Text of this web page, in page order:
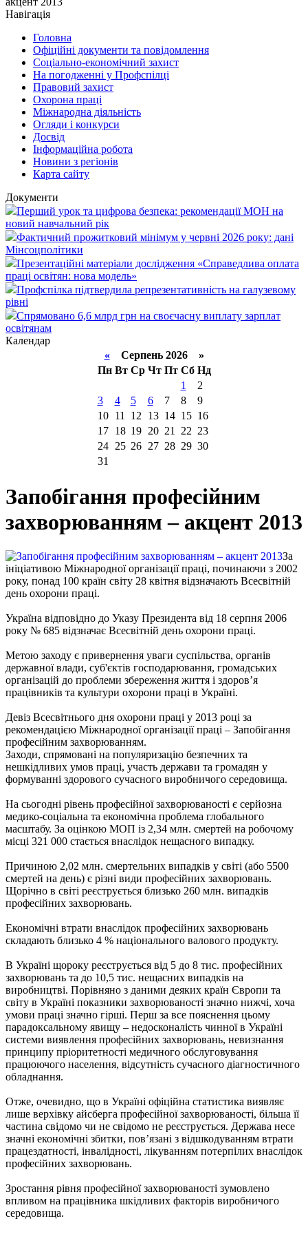
Навігація
Головна
Офіційні документи та повідомлення
Соціально-економічний захист
На погодженні у Профспілці
Правовий захист
Охорона праці
Міжнародна діяльність
Огляди і конкурси
Досвід
Інформаційна робота
Новини з регіонів
Карта сайту
Документи
Перший урок та цифрова безпека: рекомендації МОН на
новий навчальний рік
Фактичний прожитковий мінімум у червні 2026 року: дані
Мінсоцполітики
Презентаційні матеріали дослідження «Справедлива оплата
праці освітян: нова модель»
Профспілка підтвердила репрезентативність на галузевому
рівні
Спрямовано 6,6 млрд грн на своєчасну виплату зарплат
освітянам
Календар
«Серпень 2026 »
Пн Вт Ср Чт Пт Сб Нд
1
2
3
4 5 6 7 8
9
10
11 12 13 14 15 16
17
18 19 20 21 22 23
24
25 26 27 28 29 30
31
Запобігання професійним
захворюванням – акцент 2013
За
ініціативою Міжнародної організації праці, починаючи з 2002
року, понад 100 країн світу 28 квітня відзначають Всесвітній
день охорони праці.
Україна відповідно до Указу Президента від 18 серпня 2006
року № 685 відзначає Всесвітній день охорони праці.
Метою заходу є привернення уваги суспільства, органів
державної влади, суб'єктів господарювання, громадських
організацій до проблеми збереження життя і здоров’я
працівників та культури охорони праці в Україні.
Девіз Всесвітнього дня охорони праці у 2013 році за
рекомендацією Міжнародної організації праці – Запобігання
професійним захворюванням.
Заходи, спрямовані на популяризацію безпечних та
нешкідливих умов праці, участь держави та громадян у
формуванні здорового сучасного виробничого середовища.
На сьогодні рівень професійної захворюваності є серйозна
медико-соціальна та економічна проблема глобального
масштабу. За оцінкою МОП із 2,34 млн. смертей на робочому
місці 321 000 стається внаслідок нещасного випадку.
Причиною 2,02 млн. смертельних випадків у світі (або 5500
смертей на день) є різні види професійних захворювань.
Щорічно в світі реєструється близько 260 млн. випадків
професійних захворювань.
Економічні втрати внаслідок професійних захворювань
складають близько 4 % національного валового продукту.
В Україні щороку реєструється від 5 до 8 тис. професійних
захворювань та до 10,5 тис. нещасних випадків на
виробництві. Порівняно з даними деяких країн Європи та
світу в Україні показники захворюваності значно нижчі, хоча
умови праці значно гірші. Перш за все пояснення цьому
парадоксальному явищу – недосконалість чинної в Україні
системи виявлення професійних захворювань, невизнання
принципу пріоритетності медичного обслуговування
працюючого населення, відсутність сучасного діагностичного
обладнання.
Отже, очевидно, що в Україні офіційна статистика виявляє
лише верхівку айсберга професійної захворюваності, більша її
частина свідомо чи не свідомо не реєструється. Держава несе
значні економічні збитки, пов’язані з відшкодуванням втрати
працездатності, інвалідності, лікуванням потерпілих внаслідок
професійних захворювань.
Зростання рівня професійної захворюваності зумовлено
впливом на працівника шкідливих факторів виробничого
середовища.